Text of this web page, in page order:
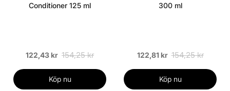
Conditioner 125 ml
122,43 kr 154,25 kr
Köp nu
300 ml
122,81 kr 154,25 kr
Köp nu